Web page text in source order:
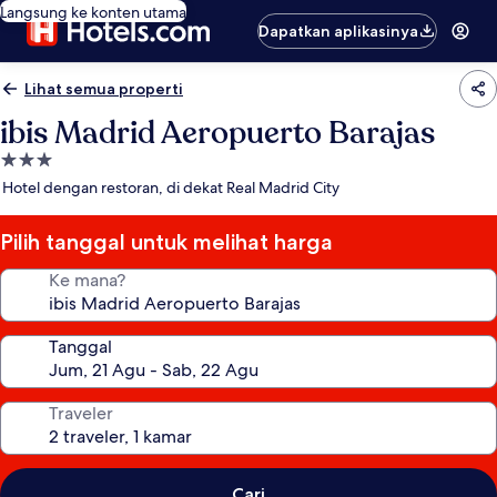
Langsung ke konten utama
Dapatkan aplikasinya
Lihat semua properti
ibis Madrid Aeropuerto Barajas
Properti
bintang
Hotel dengan restoran, di dekat Real Madrid City
Pilih tanggal untuk melihat harga
Ke mana?
Tanggal
Traveler